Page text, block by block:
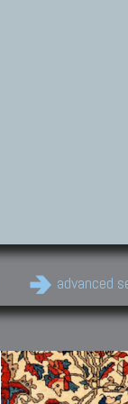
advanced
Modern Carpets
Contemporary modern
carpets.